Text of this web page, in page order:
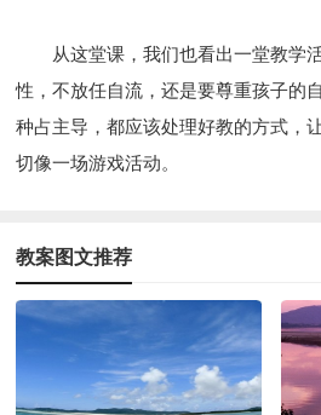
从这堂课，我们也看出一堂教学
性，不放任自流，还是要尊重孩子的
种占主导，都应该处理好教的方式，
切像一场游戏活动。
教案图文推荐